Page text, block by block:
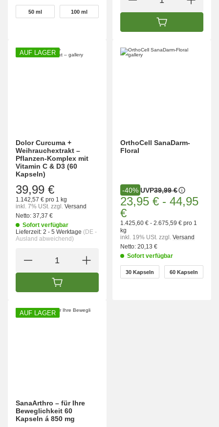
wählen
50 ml
50 ml 100 ml
100 ml
IN DEN
AUF LAGER
Dolor Curcuma +
Weihrauchextrakt –
Pflanzen-Komplex mit
Vitamin C & D3 (60
Kapseln)
39,99 €
1.142,57 € pro 1 kg
inkl. 7% USt. zzgl. Versand
Netto: 37,37 €
Sofort verfügbar
Lieferzeit: 2 - 5 Werktage (DE -
Ausland abweichend)
IN DEN WARENKORB
OrthoCell SanaDarm-
Floral
-40% UVP39,99 €
23,95 € - 44,95
€
1.425,60 € - 2.675,59 € pro 1
kg
inkl. 19% USt. zzgl. Versand
Netto: 20,13 €
Sofort verfügbar
wählen
30 Kapseln
30 Kapseln 60 Kapseln
60 Kapseln
AUF LAGER
SanaArthro – für Ihre
Beweglichkeit 60
Kapseln á 850 mg